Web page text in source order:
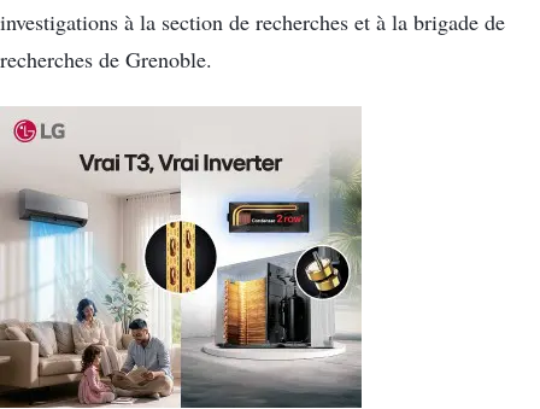
investigations à la section de recherches et à la brigade de
recherches de Grenoble.